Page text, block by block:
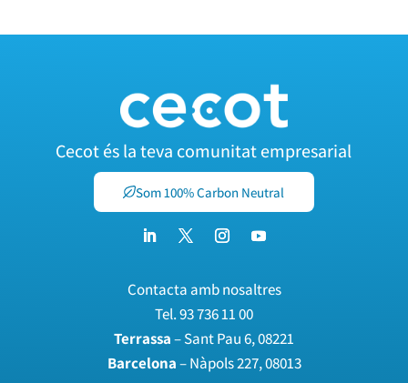
Cecot és la teva comunitat empresarial
Som 100% Carbon Neutral
Contacta amb nosaltres
Tel.93 736 11 00
Terrassa– Sant Pau 6, 08221
Barcelona– Nàpols 227, 08013